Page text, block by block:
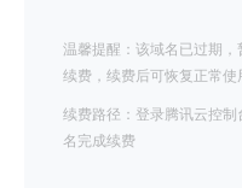
温馨提醒：该域名已过期
续费，续费后可恢复正常使
续费路径：登录腾讯云控
名完成续费